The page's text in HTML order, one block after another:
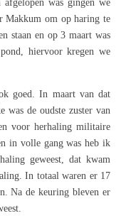
was gingen we
Makkum om op haring te
staan en op 3 maart was
hiervoor kregen we
goed. In maart van dat
de oudste zuster van
voor herhaling militaire
in volle gang was heb ik
geweest, dat kwam
In totaal waren er 17
Na de keuring bleven er